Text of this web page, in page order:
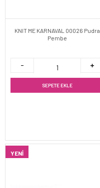
KNIT ME KARNAVAL 00026 Pudra
Pembe
SEPETE EKLE
YENI